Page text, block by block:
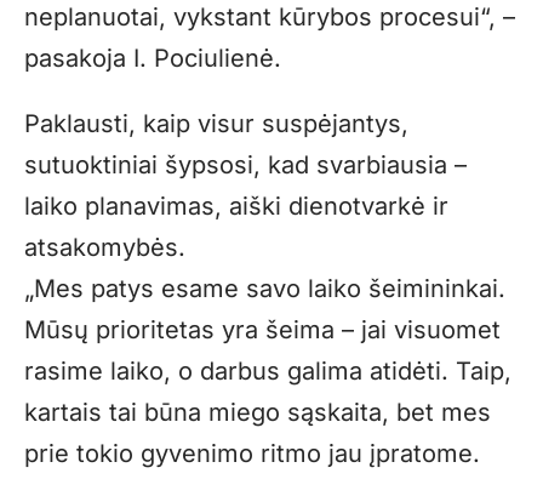
neplanuotai, vykstant kūrybos procesui“, –
pasakoja I. Pociulienė.
Paklausti, kaip visur suspėjantys,
sutuoktiniai šypsosi, kad svarbiausia –
laiko planavimas, aiški dienotvarkė ir
atsakomybės.
„Mes patys esame savo laiko šeimininkai.
Mūsų prioritetas yra šeima – jai visuomet
rasime laiko, o darbus galima atidėti. Taip,
kartais tai būna miego sąskaita, bet mes
prie tokio gyvenimo ritmo jau įpratome.